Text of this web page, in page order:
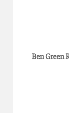
Ben Green